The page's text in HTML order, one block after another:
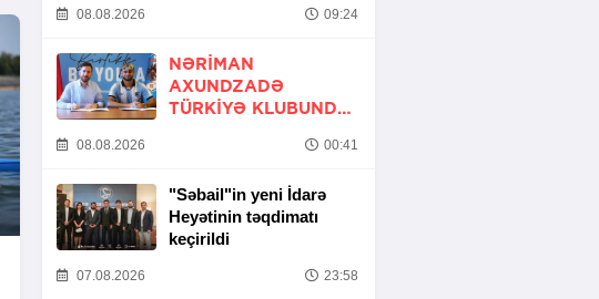
08.08.2026 09:24
NƏRIMAN
AXUNDZADƏ
TÜRKIYƏ KLUBUNDA
08.08.2026 00:41
"Səbail"in yeni İdarə
Heyətinin təqdimatı
keçirildi
07.08.2026 23:58